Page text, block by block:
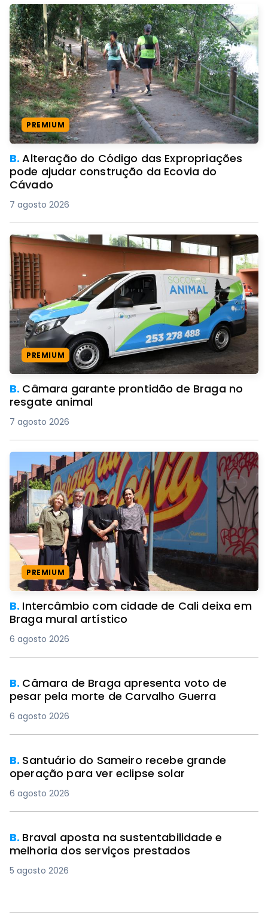
PREMIUM
B.Alteração do Código das Expropriações
pode ajudar construção da Ecovia do
Cávado
7 agosto 2026
PREMIUM
B. Câmara garante prontidão de Braga no
resgate animal
7 agosto 2026
PREMIUM
B. Intercâmbio com cidade de Cali deixa em
Braga mural artístico
6 agosto 2026
B. Câmara de Braga apresenta voto de
pesar pela morte de Carvalho Guerra
6 agosto 2026
B. Santuário do Sameiro recebe grande
operação para ver eclipse solar
6 agosto 2026
B. Braval aposta na sustentabilidade e
melhoria dos serviços prestados
5 agosto 2026